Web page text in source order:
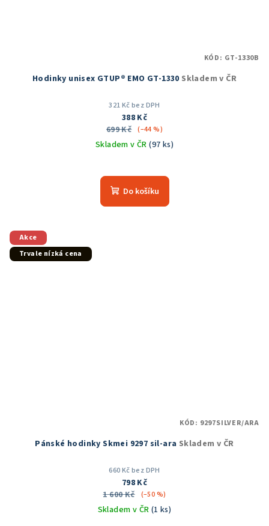
Hodinky unisex GTUP® EMO GT-1330 Skladem v ČR
321 Kč bez DPH
388 Kč
699 Kč (–44 %)
Skladem v ČR(97 ks)
hodnocení
produktu
Do košíku
KÓD: GT-1330B
Akce
Trvale nízká cena
Pánské hodinky Skmei 9297 sil-ara Skladem v ČR
660 Kč bez DPH
798 Kč
1 600 Kč
(–50 %)
Skladem v ČR (1 ks)
KÓD: 9297SILVER/ARA